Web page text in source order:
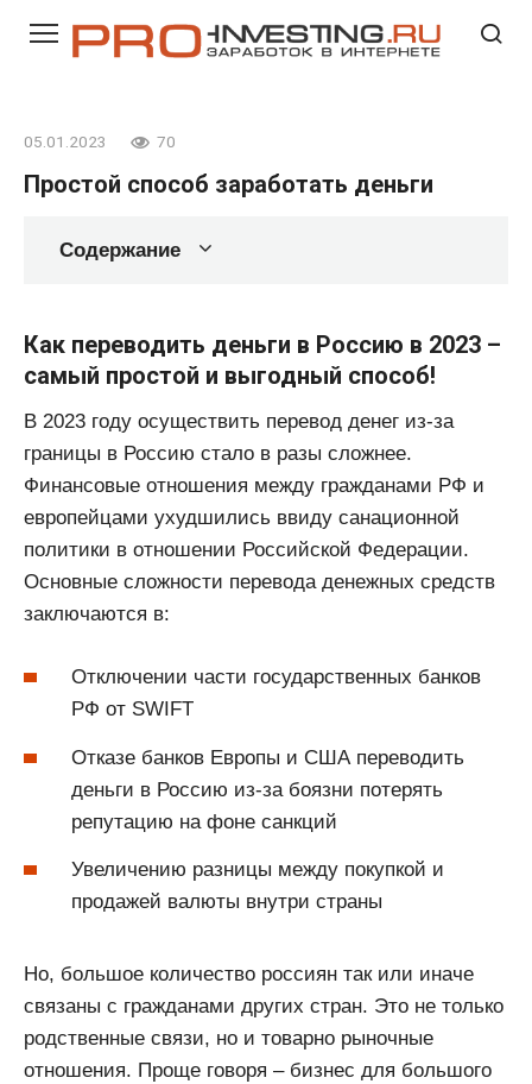
05.01.2023 70
Простой способ заработать деньги
Содержание
Как переводить деньги в Россию в 2023 –
самый простой и выгодный способ!
В 2023 году осуществить перевод денег из-за
границы в Россию стало в разы сложнее.
Финансовые отношения между гражданами РФ и
европейцами ухудшились ввиду санационной
политики в отношении Российской Федерации.
Основные сложности перевода денежных средств
заключаются в:
Отключении части государственных банков
РФ от SWIFT
Отказе банков Европы и США переводить
деньги в Россию из-за боязни потерять
репутацию на фоне санкций
Увеличению разницы между покупкой и
продажей валюты внутри страны
Но, большое количество россиян так или иначе
связаны с гражданами других стран. Это не только
родственные связи, но и товарно рыночные
отношения. Проще говоря – бизнес для большого